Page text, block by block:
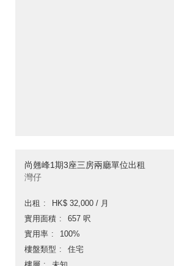
尚翹峰1期3座三房兩廳單位出租
灣仔
出租
HK$ 32,000 / 月
實用面積
657 呎
實用率
100%
樓盤類型
住宅